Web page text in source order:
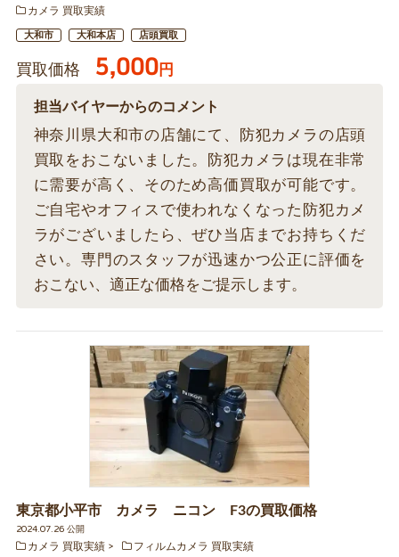
カメラ 買取実績
大和市 大和本店 店頭買取
買取価格 5,000円
担当バイヤーからのコメント
神奈川県大和市の店舗にて、防犯カメラの店頭
買取をおこないました。防犯カメラは現在非常
に需要が高く、そのため高価買取が可能です。
ご自宅やオフィスで使われなくなった防犯カメ
ラがございましたら、ぜひ当店までお持ちくだ
さい。専門のスタッフが迅速かつ公正に評価を
おこない、適正な価格をご提示します。
東京都小平市 カメラ ニコン F3の買取価格
2024.07.26 公開
カメラ 買取実績
フィルムカメラ 買取実績